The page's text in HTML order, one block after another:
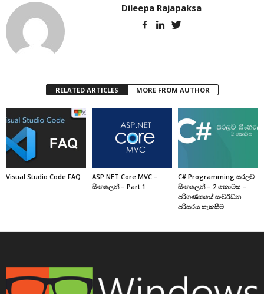
Dileepa Rajapaksa
RELATED ARTICLES MORE FROM AUTHOR
Visual Studio Code FAQ
ASP.NET Core MVC –
සිංහලෙන් – Part 1
C# Programming සරලව
සිංහලෙන් – 2 කොටස –
පරිගණකයේ සංවර්ධන
පරිසරය සැකසීම